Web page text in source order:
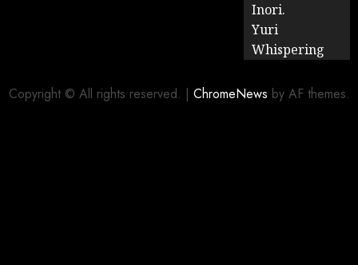
Inori.
Yuri
Whispering
Copyright © All rights reserved. | ChromeNews by AF themes.